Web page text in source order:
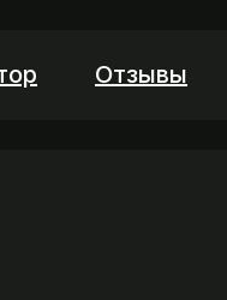
Отзывы